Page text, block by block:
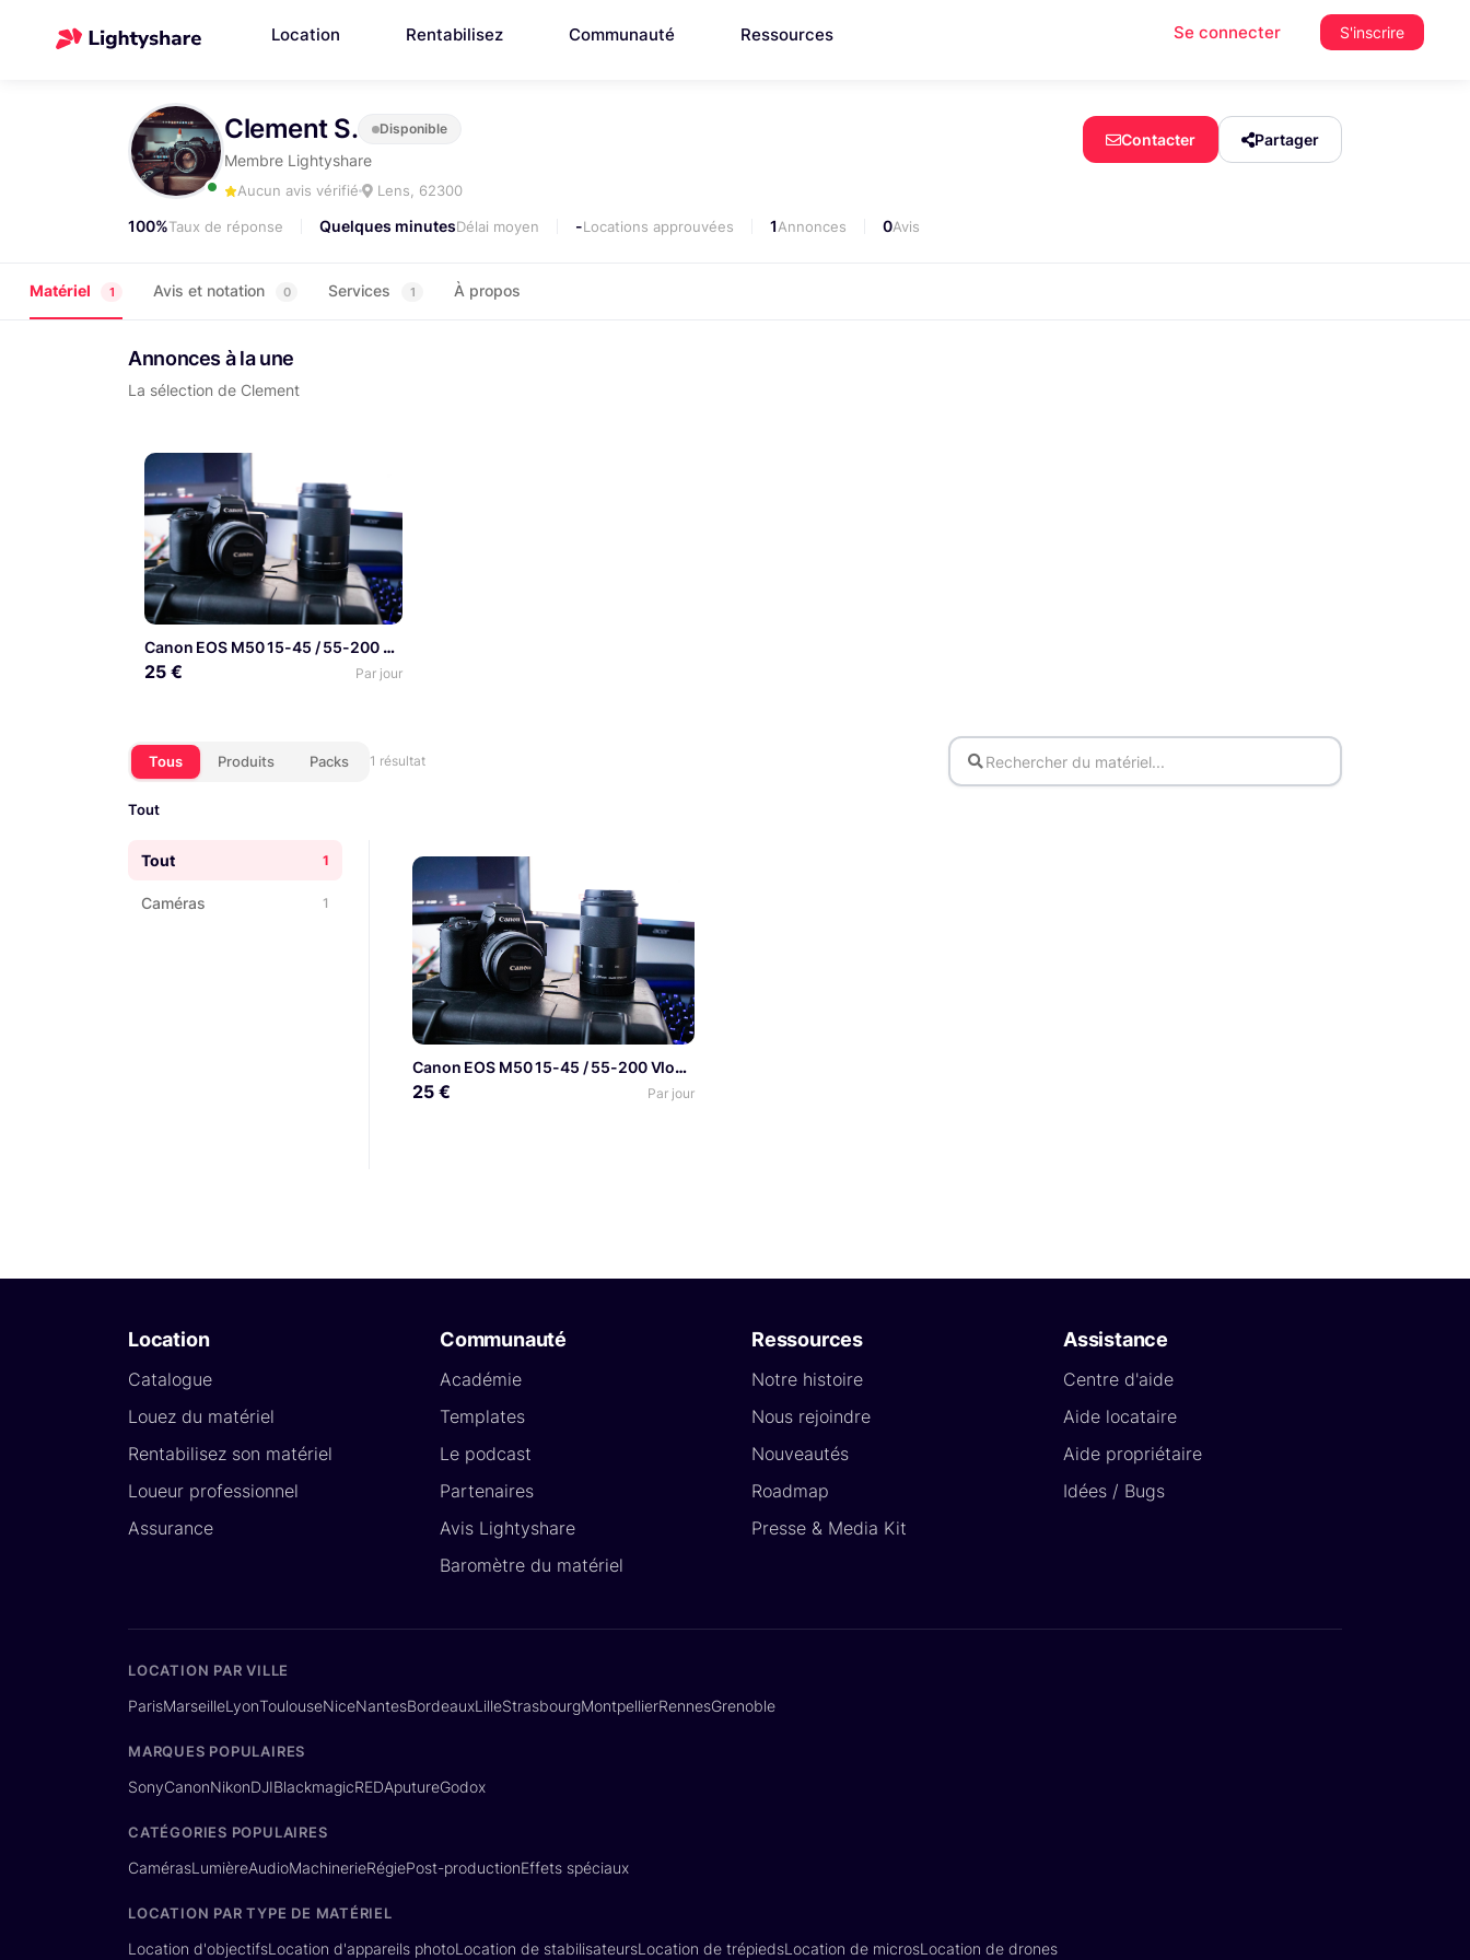
Location Rentabilisez Communauté Ressources Se connecter S'inscrire
Clement S. Disponible
Membre Lightyshare
Aucun avis vérifié Lens, 62300
Contacter Partager
100%Taux de réponse Quelques minutesDélai moyen -Locations approuvées 1Annonces 0Avis
Matériel 1 Avis et notation 0 Services 1 À propos
Annonces à la une
La sélection de Clement
Canon EOS M50 15-45 / 55-200 Vlog / Photo
25 € Par jour
Tous Produits Packs 1 résultat
Tout
Tout 1
Caméras 1
Canon EOS M50 15-45 / 55-200 Vlog / Photo
25 € Par jour
Location
Catalogue
Louez du matériel
Rentabilisez son matériel
Loueur professionnel
Assurance
Communauté
Académie
Templates
Le podcast
Partenaires
Avis Lightyshare
Baromètre du matériel
Ressources
Notre histoire
Nous rejoindre
Nouveautés
Roadmap
Presse & Media Kit
Assistance
Centre d'aide
Aide locataire
Aide propriétaire
Idées / Bugs
LOCATION PAR VILLE
ParisMarseilleLyonToulouseNiceNantesBordeauxLilleStrasbourgMontpellierRennesGrenoble
MARQUES POPULAIRES
SonyCanonNikonDJIBlackmagicREDAputureGodox
CATÉGORIES POPULAIRES
CamérasLumièreAudioMachinerieRégiePost-productionEffets spéciaux
LOCATION PAR TYPE DE MATÉRIEL
Location d'objectifsLocation d'appareils photoLocation de stabilisateursLocation de trépiedsLocation de microsLocation de drones